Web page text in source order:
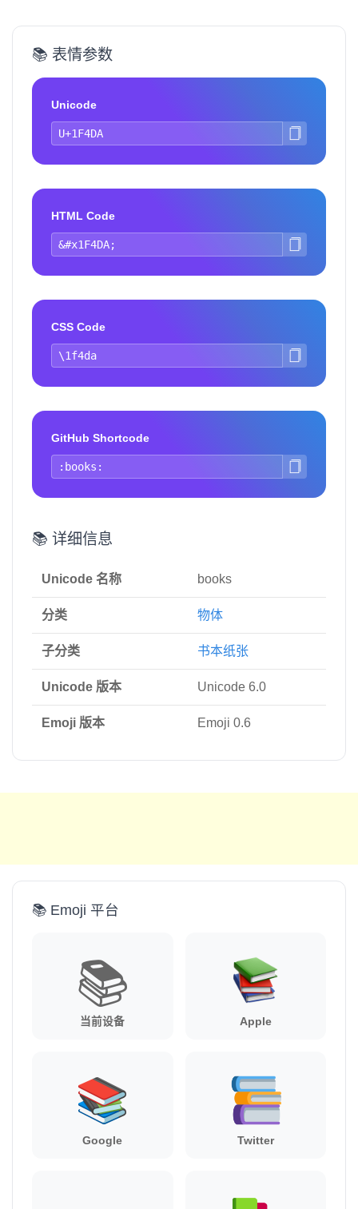
📚 表情参数
Unicode
HTML Code
CSS Code
GitHub Shortcode
📚 详细信息
Unicode 名称 books
分类 物体
子分类 书本纸张
Unicode 版本 Unicode 6.0
Emoji 版本 Emoji 0.6
📚 Emoji 平台
📚
当前设备 Apple
Google Twitter